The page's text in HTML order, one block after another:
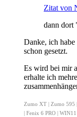
Zitat von
dann dort
Danke, ich
schon gesetzt.
Es wird bei mir
erhalte ich
Zumo XT | Zumo 595
| Fenix 6 PRO |